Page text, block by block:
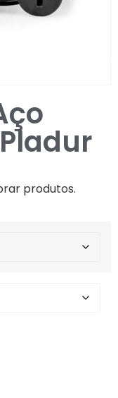
produtos.